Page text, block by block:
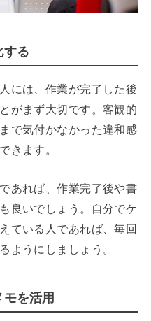
る
には、作業が完了した後
がまず大切です。客観的
で気付かなかった違和感
きます。
あれば、作業完了後や書
良いでしょう。自分でケ
ている人であれば、毎回
ようにしましょう。
を活用